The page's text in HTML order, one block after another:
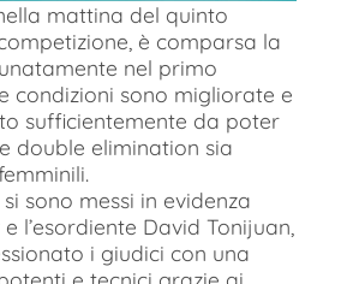
mattina del quinto
è comparsa la
nel primo
condizioni sono migliorate e
sufficientemente da poter
double elimination sia
sono messi in evidenza
l’esordiente David Tonijuan,
i giudici con una